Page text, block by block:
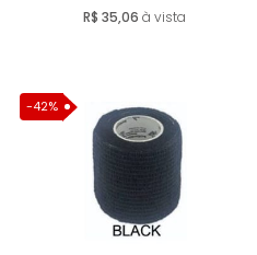
R$ 35,06 à vista
-42%